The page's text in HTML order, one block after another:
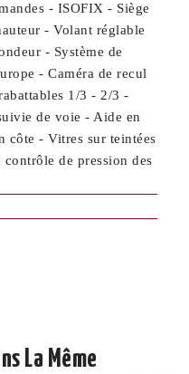
- ISOFIX - Siège
- Volant réglable
- Système de
- Caméra de recul
1/3 - 2/3 -
de voie - Aide en
côte - Vitres sur teintées
contrôle de pression des
La Même